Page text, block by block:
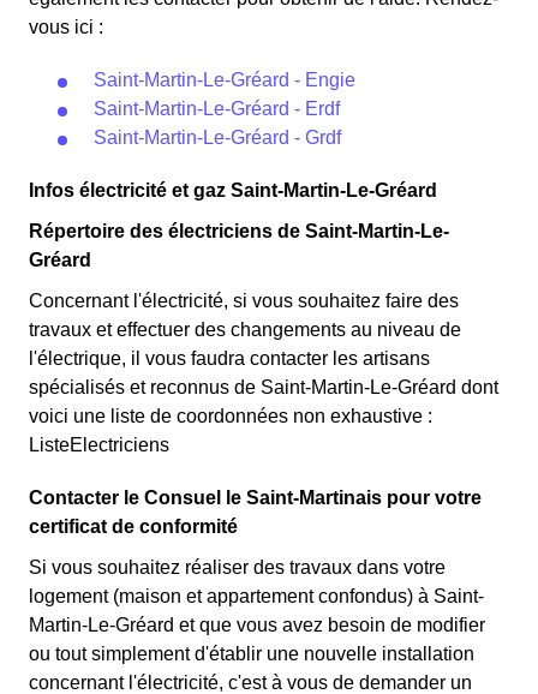
vous ici :
Saint-Martin-Le-Gréard - Engie
Saint-Martin-Le-Gréard - Erdf
Saint-Martin-Le-Gréard - Grdf
Infos électricité et gaz Saint-Martin-Le-Gréard
Répertoire des électriciens de Saint-Martin-Le-
Gréard
Concernant l'électricité, si vous souhaitez faire des
travaux et effectuer des changements au niveau de
l'électrique, il vous faudra contacter les artisans
spécialisés et reconnus de Saint-Martin-Le-Gréard dont
voici une liste de coordonnées non exhaustive :
ListeElectriciens
Contacter le Consuel le Saint-Martinais pour votre
certificat de conformité
Si vous souhaitez réaliser des travaux dans votre
logement (maison et appartement confondus) à Saint-
Martin-Le-Gréard et que vous avez besoin de modifier
ou tout simplement d'établir une nouvelle installation
concernant l'électricité, c'est à vous de demander un